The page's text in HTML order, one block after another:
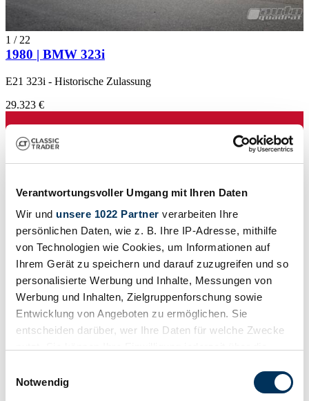
Verantwortungsvoller Umgang mit Ihren Daten
Wir und unsere 1022 Partner verarbeiten Ihre
persönlichen Daten, wie z. B. Ihre IP-Adresse, mithilfe
von Technologien wie Cookies, um Informationen auf
Ihrem Gerät zu speichern und darauf zuzugreifen und so
personalisierte Werbung und Inhalte, Messungen von
Werbung und Inhalten, Zielgruppenforschung sowie
Entwicklung von Angeboten zu ermöglichen. Sie
entscheiden darüber, wer Ihre Daten für welche Zwecke
Trigger Symbol ändern oder widerrufen
Notwendig
1 / 22
1980 | BMW 323i
E21 323i - Historische Zulassung
29.323 €
Karosserieform